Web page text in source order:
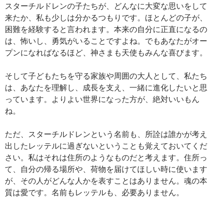
スターチルドレンの子たちが、どんなに大変な思いをして
来たか、私も少しは分かるつもりです。ほとんどの子が、
困難を経験すると言われます。本来の自分に正直になるの
は、怖いし、勇気がいることですよね。でもあなたがオー
プンになればなるほど、神さまも天使もみんな喜びます。
そして子どもたちを守る家族や周囲の大人として、私たち
は、あなたを理解し、成長を支え、一緒に進化したいと思
っています。よりよい世界になった方が、絶対いいもん
ね。
ただ、スターチルドレンという名前も、所詮は誰かが考え
出したレッテルに過ぎないということも覚えておいてくだ
さい。私はそれは住所のようなものだと考えます。住所っ
て、自分の帰る場所や、荷物を届けてほしい時に使います
が、その人がどんな人かを表すことはありません。魂の本
質は愛です。名前もレッテルも、必要ありません。